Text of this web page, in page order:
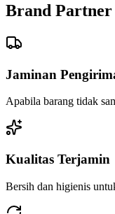
Brand Partner
Jaminan
Apabila barang tidak
Kualitas Terjamin
Bersih dan higienis